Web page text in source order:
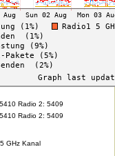
Radio 2: 5409
Radio 2: 5409
GHz Kanal